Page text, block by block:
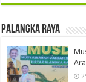
Palangka Raya